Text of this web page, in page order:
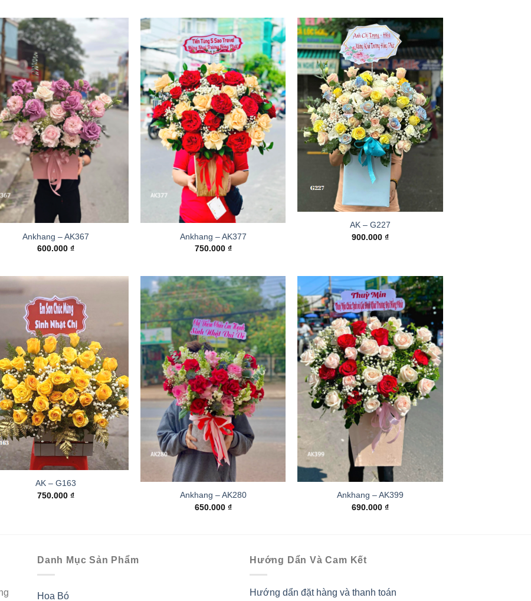
Ankhang – AK367
600.000₫
Ankhang – AK377
750.000 ₫
AK – G227
900.000 ₫
AK – G163
750.000₫
Ankhang – AK280
650.000 ₫
Ankhang – AK399
690.000 ₫
Danh Mục Sản Phẩm
Hoa Bó
Hướng Dẩn Và Cam Kết
Hướng dẩn đặt hàng và thanh toán